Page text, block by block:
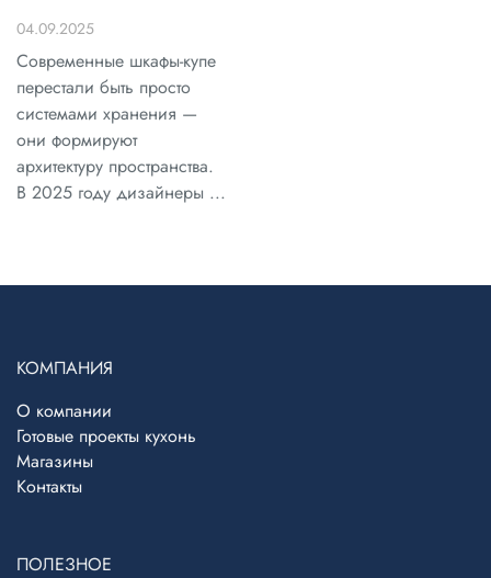
04.09.2025
Современные шкафы-купе
перестали быть просто
системами хранения —
они формируют
архитектуру пространства.
В 2025 году дизайнеры ...
КОМПАНИЯ
О компании
Готовые проекты кухонь
Магазины
Контакты
ПОЛЕЗНОЕ